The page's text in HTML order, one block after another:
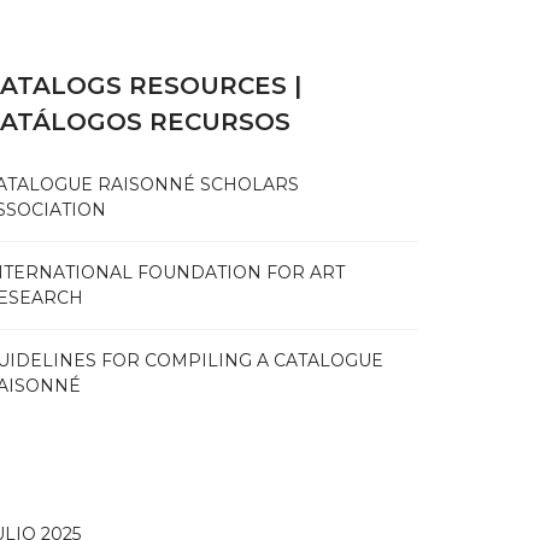
RESOURCES |
RECURSOS
RAISONNÉ SCHOLARS
FOUNDATION FOR ART
FOR COMPILING A CATALOGUE
2025